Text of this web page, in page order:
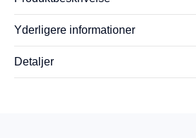
Yderligere informationer
Detaljer